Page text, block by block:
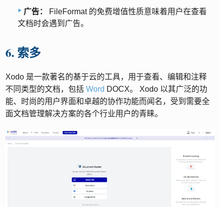
广告：
FileFormat 的免费增值性质意味着用户在查看
文档时会遇到广告。
6. 索多
Xodo 是一款著名的基于云的工具，用于查看、编辑和注释
不同类型的文档，包括Word DOCX。 Xodo 以其广泛的功
能、时尚的用户界面和卓越的协作功能而闻名，受到需要全
面文档管理解决方案的各个行业用户的青睐。